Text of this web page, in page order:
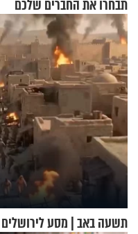
תבחרו את החברים שלכם
בחיים
תשעה באב | מסע